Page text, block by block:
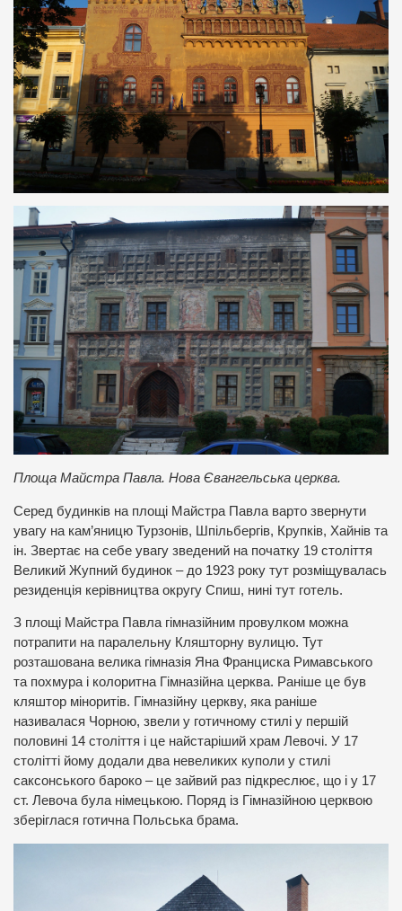
Площа Майстра Павла. Нова Євангельська церква.
Серед будинків на площі Майстра Павла варто звернути
увагу на кам’яницю Турзонів, Шпільбергів, Крупків, Хайнів та
ін. Звертає на себе увагу зведений на початку 19 століття
Великий Жупний будинок – до 1923 року тут розміщувалась
резиденція керівництва округу Спиш, нині тут готель.
З площі Майстра Павла гімназійним провулком можна
потрапити на паралельну Кляшторну вулицю. Тут
розташована велика гімназія Яна Франциска Римавського
та похмура і колоритна Гімназійна церква. Раніше це був
кляштор міноритів. Гімназійну церкву, яка раніше
називалася Чорною, звели у готичному стилі у першій
половині 14 століття і це найстаріший храм Левочі. У 17
столітті йому додали два невеликих куполи у стилі
саксонського бароко – це зайвий раз підкреслює, що і у 17
ст. Левоча була німецькою. Поряд із Гімназійною церквою
зберіглася готична Польська брама.